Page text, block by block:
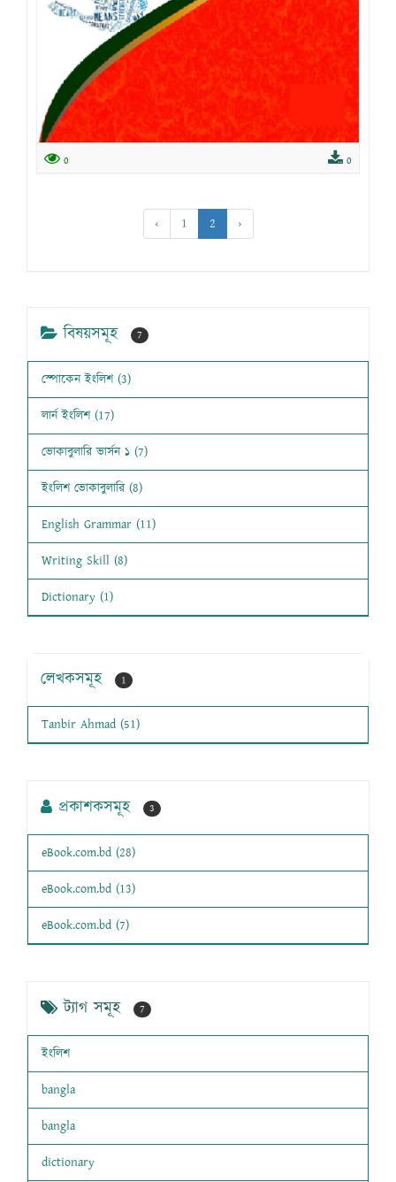
0 0
‹ 1 2 ›
বিষয়সমূহ 7
স্পোকেন ইংলিশ (3)
লার্ন ইংলিশ (17)
ভোকাবুলারি ভার্সন ১ (7)
ইংলিশ ভোকাবুলারি (8)
English Grammar (11)
Writing Skill (8)
Dictionary (1)
লেখকসমূহ 1
Tanbir Ahmad (51)
প্রকাশকসমূহ 3
eBook.com.bd (28)
eBook.com.bd (13)
eBook.com.bd (7)
ট্যাগ সমূহ 7
ইংলিশ
bangla
bangla
dictionary